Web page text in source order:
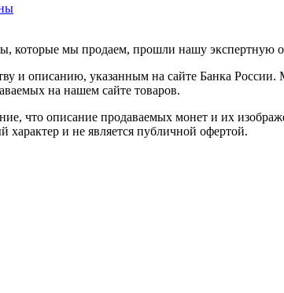
которые мы продаем, прошли нашу экспертную
и описанию, указанным на сайте Банка
на нашем сайте товаров.
что описание продаваемых монет и их
и не является публичной офертой.